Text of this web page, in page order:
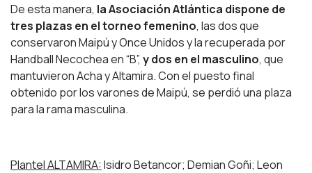
De esta manera, la Asociación Atlántica dispone de
tres plazas en el torneo femenino, las dos que
conservaron Maipú y Once Unidos y la recuperada por
Handball Necochea en “B”, y dos en el masculino, que
mantuvieron Acha y Altamira. Con el puesto final
obtenido por los varones de Maipú, se perdió una plaza
para la rama masculina.
Plantel ALTAMIRA:Isidro Betancor; Demian Goñi; Leon